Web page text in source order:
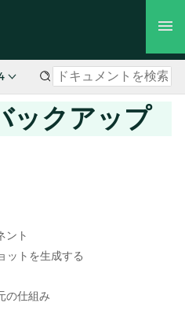
ックアップ
ント
ットを生成する
の仕組み